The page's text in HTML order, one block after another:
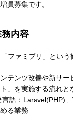
員募集です。
内容
ファミプリ」とい
テンツ改善や新サー
」を実施する流れと
言語：Laravel(PHP)
る業務